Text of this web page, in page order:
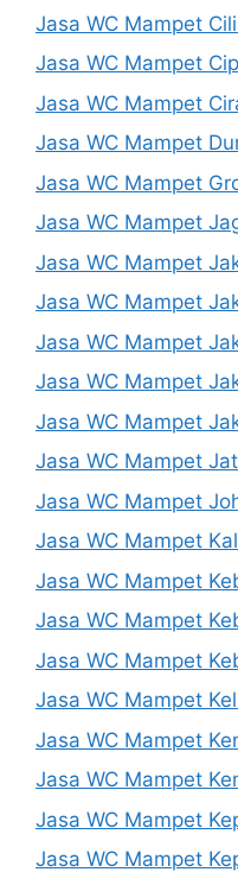
Jasa WC Mampet
Jasa WC Mampet
Jasa WC Mampet
Jasa WC Mampet
Jasa WC Mampet
Jasa WC Mampet
Jasa WC Mampet
Jasa WC Mampet
Jasa WC Mampet
Jasa WC Mampet
Jasa WC Mampet
Jasa WC Mampet
Jasa WC Mampet
Jasa WC Mampet
Jasa WC Mampet
Jasa WC Mampet
Jasa WC Mampet
Jasa WC Mampet
Jasa WC Mampet
Jasa WC Mampet
Jasa WC Mampet
Jasa WC Mampet